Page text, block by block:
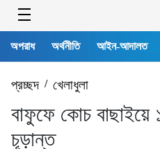
অপরাধ অর্থনীতি আইন-আদালত
প্রচ্ছদ/ খেলাধুলা
বাফুফে কোচ বাছাইয়ে
চূড়ান্ত